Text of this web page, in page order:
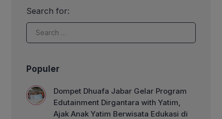
Search for:
Populer
Dompet Dhuafa Jabar Gelar Program
Edutainment Dirgantara with Yatim,
Ajak Anak Yatim Berwisata Edukasi di